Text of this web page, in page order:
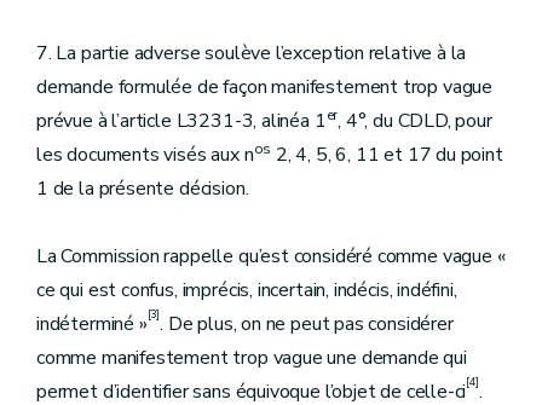
7. La partie adverse soulève l’exception relative à la
demande formulée de façon manifestement trop vague
prévue à l’article L3231-3, alinéa 1er, 4°, du CDLD, pour
les documents visés aux nos 2, 4, 5, 6, 11 et 17 du point
1 de la présente décision.
La Commission rappelle qu’est considéré comme vague «
ce qui est confus, imprécis, incertain, indécis, indéfini,
indéterminé »[3]. De plus, on ne peut pas considérer
comme manifestement trop vague une demande qui
permet d’identifier sans équivoque l’objet de celle-ci[4].